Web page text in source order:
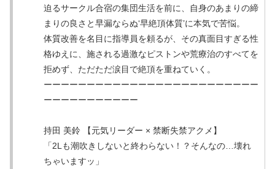
迫るサークル合宿の集団生活を前に、自身のあまりの締
まりの良さと早漏ならぬ‘早絶頂体質’に本気で苦悩。
体質改善を名目に指導員を頼るが、その真面目すぎる性
格ゆえに、施される過激なピストンや荒療治のすべてを
拒めず、ただただ涙目で絶頂を重ねていく。
ーーーーーーーーーーーーーーーーーーーーーーーーー
ーーーーーーーーーーー
持田 美鈴 【元気リーダー × 禁断失禁アクメ】
「2Lも潮吹きしないと終わらない！？そんなの…壊れ
ちゃいますッ」